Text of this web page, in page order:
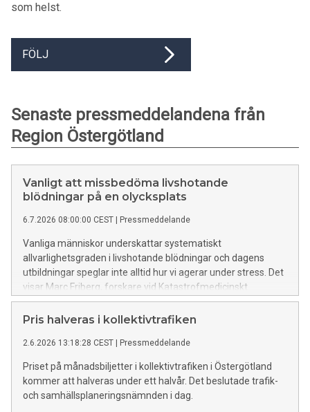
som helst.
FÖLJ
Senaste pressmeddelandena från
Region Östergötland
Vanligt att missbedöma livshotande
blödningar på en olycksplats
6.7.2026 08:00:00 CEST Pressmeddelande
Vanliga människor underskattar systematiskt
allvarlighetsgraden i livshotande blödningar och dagens
utbildningar speglar inte alltid hur vi agerar under stress. Det
visar Marc Friberg, forskare vid Katastrofmedicinskt
centrum, i sin avhandling. En av slutsatserna är att
krisberedskapen kan stärkas med utbildningar som bättre
Pris halveras i kollektivtrafiken
2.6.2026 13:18:28 CEST Pressmeddelande
Priset på månadsbiljetter i kollektivtrafiken i Östergötland
kommer att halveras under ett halvår. Det beslutade trafik-
och samhällsplaneringsnämnden i dag.